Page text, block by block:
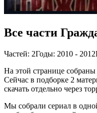
Все части
Частей: 2Годы: 2010 - 2012
На этой странице
Сейчас в подборке 2
скачать отдельно через
Мы собрали сериал в